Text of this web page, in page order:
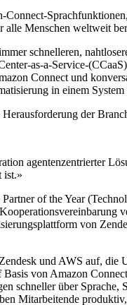
Connect-Sprachfunktionen,
Menschen weltweit
schnelleren,
as-a-Service-(CCaaS
Connect und
in einem System
der
agentenzentrierter
ist.»
of theYear
von
Zendesk und AWS auf, die
von Amazon
schneller über
Mitarbeitende